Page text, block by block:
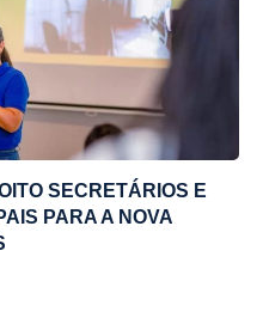
SECRETÁRIOS E
PARA A NOVA